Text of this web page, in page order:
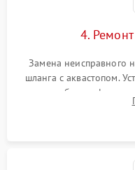
4.
Замена неисправного
шланга с аквастопом.
патрубках и
управления,